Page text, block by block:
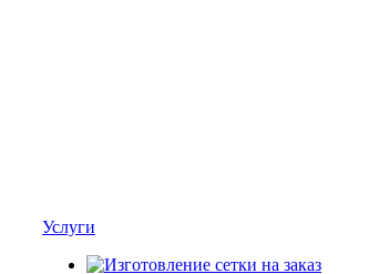
Услуги